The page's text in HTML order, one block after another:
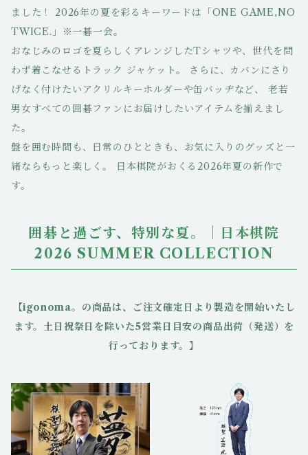
ました！ 2026年の夏を彩るキーワードは「ONE GAME,NO
TWICE.」※一碁一会。
おなじみのロゴを夏らしくアレンジしたTシャツや、世代を問
わず着こなせるトラック ジャケット。 さらに、カバンにさり
げなく付けたいアクリルキーホルダーや缶バッヂなど、 老若
男女すべての囲碁ファンにお届けしたいアイテムを揃えまし
た。
盤を囲む時間も、日常のひとときも、お気に入りのグッズと一
緒ならもっと楽しく。 日本棋院がおくる2026年夏の新作で
す。
囲碁と過ごす、特別な夏。｜日本棋院
2026 SUMMER COLLECTION
【igonoma。の商品は、ご注文確定日より製造を開始いたし
ます。土日祝祭日を除いた5営業日目安の商品出荷（発送）を
行っております。】